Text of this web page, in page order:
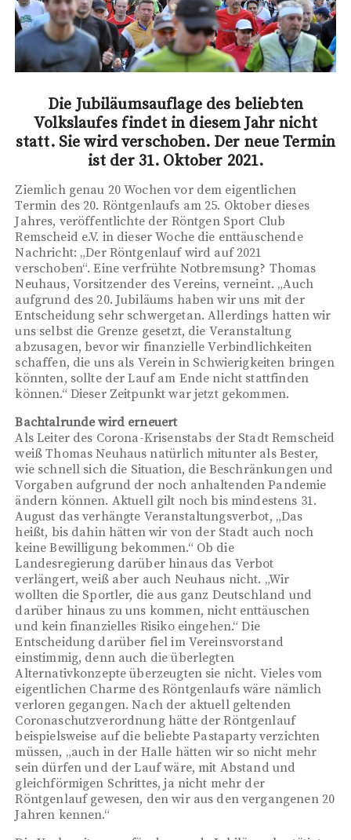
Die Jubiläumsauflage des beliebten
Volkslaufes findet in diesem Jahr nicht
statt. Sie wird verschoben. Der neue Termin
ist der 31. Oktober 2021.
Ziemlich genau 20 Wochen vor dem eigentlichen
Termin des 20. Röntgenlaufs am 25. Oktober dieses
Jahres, veröffentlichte der Röntgen Sport Club
Remscheid e.V. in dieser Woche die enttäuschende
Nachricht: „Der Röntgenlauf wird auf 2021
verschoben“. Eine verfrühte Notbremsung? Thomas
Neuhaus, Vorsitzender des Vereins, verneint. „Auch
aufgrund des 20. Jubiläums haben wir uns mit der
Entscheidung sehr schwergetan. Allerdings hatten wir
uns selbst die Grenze gesetzt, die Veranstaltung
abzusagen, bevor wir finanzielle Verbindlichkeiten
schaffen, die uns als Verein in Schwierigkeiten bringen
könnten, sollte der Lauf am Ende nicht stattfinden
können.“ Dieser Zeitpunkt war jetzt gekommen.
Bachtalrunde wird erneuert
Als Leiter des Corona-Krisenstabs der Stadt Remscheid
weiß Thomas Neuhaus natürlich mitunter als Bester,
wie schnell sich die Situation, die Beschränkungen und
Vorgaben aufgrund der noch anhaltenden Pandemie
ändern können. Aktuell gilt noch bis mindestens 31.
August das verhängte Veranstaltungsverbot, „Das
heißt, bis dahin hätten wir von der Stadt auch noch
keine Bewilligung bekommen.“ Ob die
Landesregierung darüber hinaus das Verbot
verlängert, weiß aber auch Neuhaus nicht. „Wir
wollten die Sportler, die aus ganz Deutschland und
darüber hinaus zu uns kommen, nicht enttäuschen
und kein finanzielles Risiko eingehen.“ Die
Entscheidung darüber fiel im Vereinsvorstand
einstimmig, denn auch die überlegten
Alternativkonzepte überzeugten sie nicht. Vieles vom
eigentlichen Charme des Röntgenlaufs wäre nämlich
verloren gegangen. Nach der aktuell geltenden
Coronaschutzverordnung hätte der Röntgenlauf
beispielsweise auf die beliebte Pastaparty verzichten
müssen, „auch in der Halle hätten wir so nicht mehr
sein dürfen und der Lauf wäre, mit Abstand und
gleichförmigen Schrittes, ja nicht mehr der
Röntgenlauf gewesen, den wir aus den vergangenen 20
Jahren kennen.“